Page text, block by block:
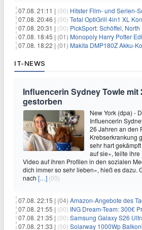
07.08. 21:11 | (00) Hitster Film- und Serien-
07.08. 20:46 | (00) Tefal OptiGrill 4in1 XL
07.08. 20:31 | (00) PickSport: Schöffel, North
07.08. 18:45 | (01) Monopoly Harry Potter
07.08. 18:22 | (01) Makita DMP180Z Akku-
IT-NEWS
Influencerin Sydney Towle mit
gestorben
New York (dpa) -
Influencerin
26 Jahren an den
Krebserkrankung
sehr hart
auf sie», teilte
Video auf ihren Profilen in den sozialen
dich immer so sehr lieben», hieß es dazu.
nach […] (00)
07.08. 22:15 | (04) Amazon-Angebote des Tages –
07.08. 21:55 | (00) ING Dream-Team: 300€
07.08. 21:35 | (00) Samsung Galaxy S26 Ultra 256GB + 70GB
07.08. 21:33 | (00) Solarway 1000Wp Balkonkraftwerk mit 1,9 kWh